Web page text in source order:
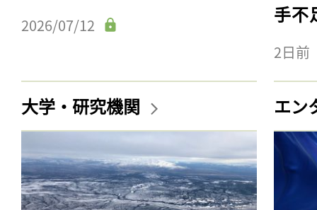
2026/07/12
手不
2日前
大学・研究機関 エン